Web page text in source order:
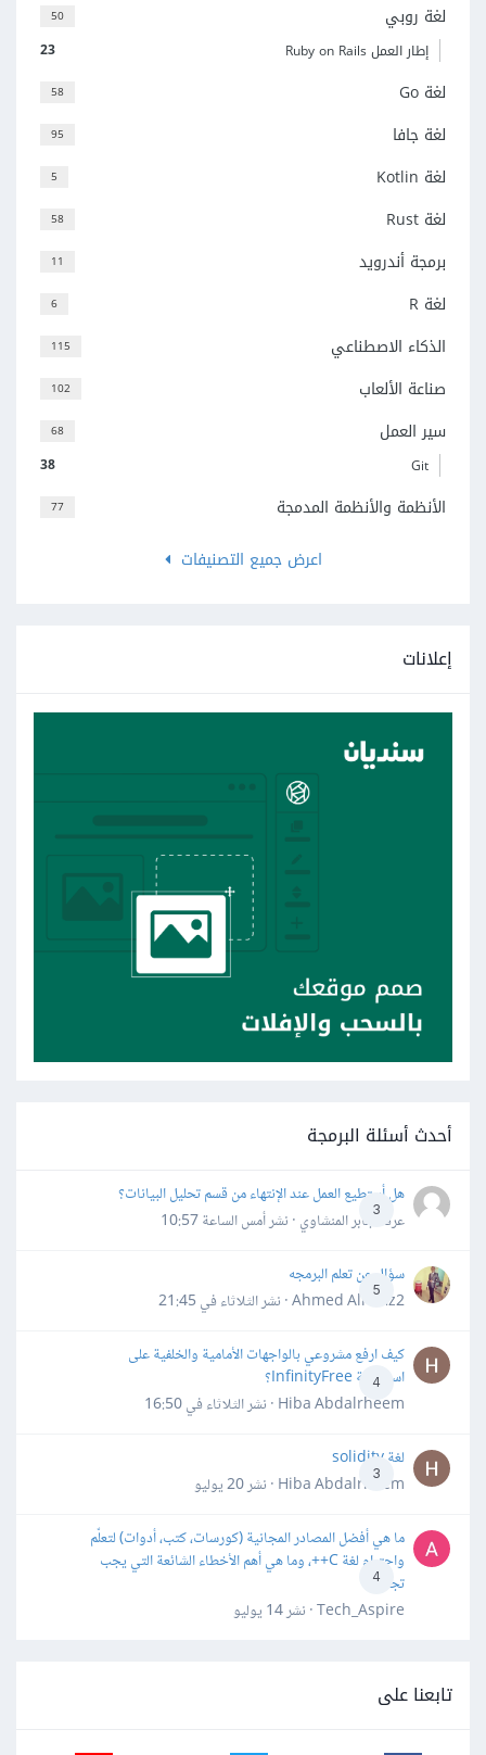
50 لغة روبي
23 إطار العمل Ruby on Rails
58 لغة Go
95 لغة جافا
5 لغة Kotlin
58 لغة Rust
11 برمجة أندرويد
6 لغة R
115 الذكاء الاصطناعي
102 صناعة الألعاب
68 سير العمل
38 Git
77
الأنظمة والأنظمة المدمجة
اعرض جميع التصنيفات
إعلانات
أحدث أسئلة البرمجة
3
هل أستطيع العمل عند الإنتهاء من قسم تحليل البيانات؟
عرفه جابر المنشاوي · نشرأمس الساعة 10:57
5
سؤال عن تعلم البرمجه
Ahmed Alhafiz2 · نشر
الثلاثاء في 21:45
4
كيف ارفع مشروعي بالواجهات الأمامية والخلفية على
استضافة InfinityFree؟
Hiba Abdalrheem · نشر
الثلاثاء في 16:50
3
لغة solidity
Hiba Abdalrheem · نشر
20 يوليو
4
ما هي أفضل المصادر المجانية (كورسات، كتب، أدوات) لتعلّم
واحترام لغة C++، وما هي أهم الأخطاء الشائعة التي يجب
تجنبها؟
Tech_Aspire · نشر
14 يوليو
تابعنا على